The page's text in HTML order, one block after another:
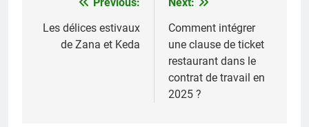
Navigation
de
Les délices estivaux
de Zana et Keda
Comment intégrer
une clause de ticket
restaurant dans le
contrat de travail en
2025 ?